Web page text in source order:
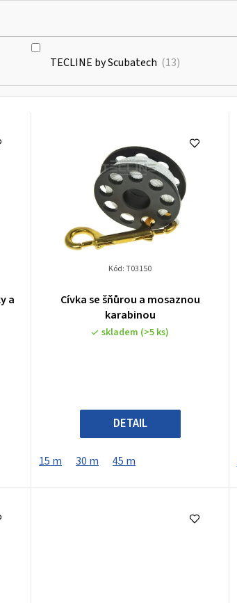
TECLINE by Scubatech 13
a
Cívka se šňůrou a mosaznou
karabinou
skladem (>5 ks)
DETAIL
15 m 30 m 45 m
Kód:T03150